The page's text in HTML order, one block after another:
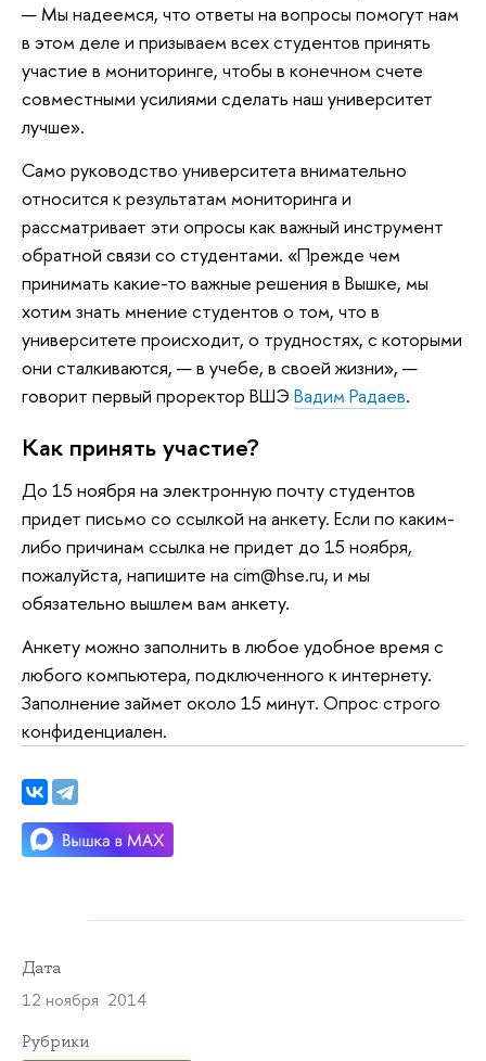
— Мы надеемся, что ответы на вопросы помогут нам
в этом деле и призываем всех студентов принять
участие в мониторинге, чтобы в конечном счете
совместными усилиями сделать наш университет
лучше».
Само руководство университета внимательно
относится к результатам мониторинга и
рассматривает эти опросы как важный инструмент
обратной связи со студентами. «Прежде чем
принимать какие-то важные решения в Вышке, мы
хотим знать мнение студентов о том, что в
университете происходит, о трудностях, с которыми
они сталкиваются, — в учебе, в своей жизни», —
говорит первый проректор ВШЭ Вадим Радаев.
Как принять участие?
До 15 ноября на электронную почту студентов
придет письмо со ссылкой на анкету. Если по каким-
либо причинам ссылка не придет до 15 ноября,
пожалуйста, напишите на cim@hse.ru, и мы
обязательно вышлем вам анкету.
Анкету можно заполнить в любое удобное время с
любого компьютера, подключенного к интернету.
Заполнение займет около 15 минут. Опрос строго
конфиденциален.
Дата
12 ноября 2014
Рубрики